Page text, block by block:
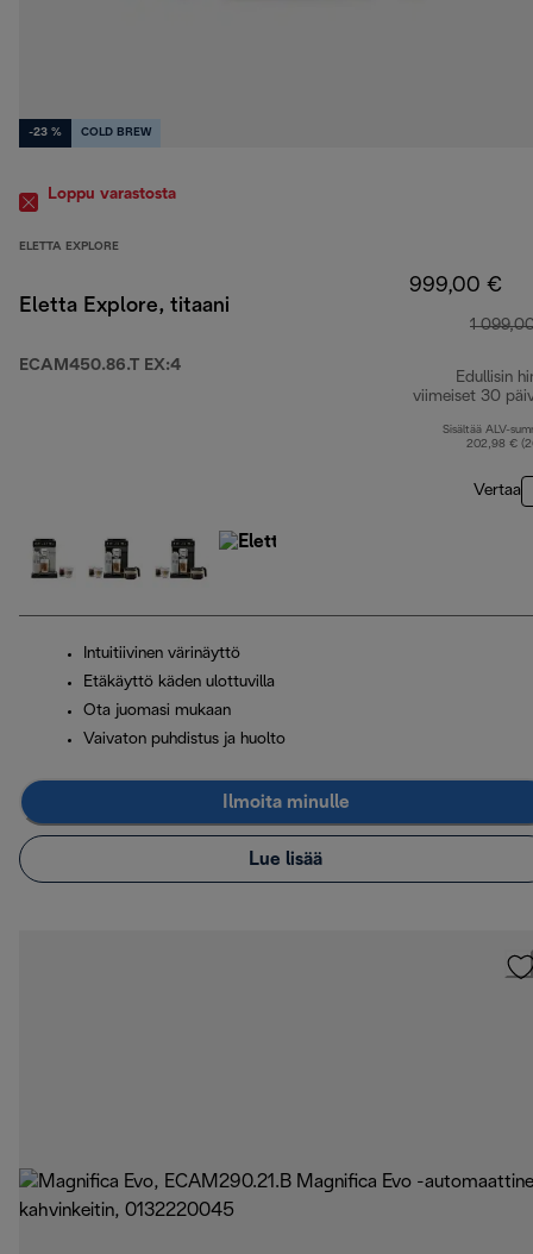
-23 % COLD BREW
Loppu varastosta
ELETTA EXPLORE
Eletta Explore, titaani
ECAM450.86.T EX:4
999,00 €
1
Edullisin
viimeiset 30
Sisältää ALV-
202,98 €
Vertaa
Intuitiivinen värinäyttö
Etäkäyttö käden ulottuvilla
Ota juomasi mukaan
Vaivaton puhdistus ja huolto
Ilmoita minulle
Lue lisää